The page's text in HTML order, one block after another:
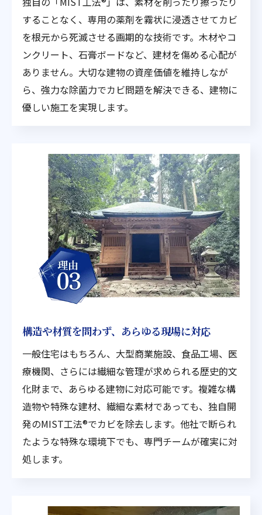
することなく、専用の薬剤を霧状に浸透させてカビ
を根元から死滅させる画期的な技術です。木材やコ
ンクリート、石膏ボードなど、建材を傷める心配が
ありません。大切な建物の資産価値を維持しなが
ら、強力な除菌力でカビ問題を解決できる、建物に
優しい施工を実現します。
構造や材質を問わず、あらゆる現場に対応
一般住宅はもちろん、大型商業施設、食品工場、医
療機関、さらには繊細な管理が求められる歴史的文
化財まで、あらゆる建物に対応可能です。複雑な構
造物や特殊な建材、繊細な素材であっても、独自開
発のMIST工法®でカビを除去します。他社で断られ
たような特殊な環境下でも、専門チームが確実に対
処します。